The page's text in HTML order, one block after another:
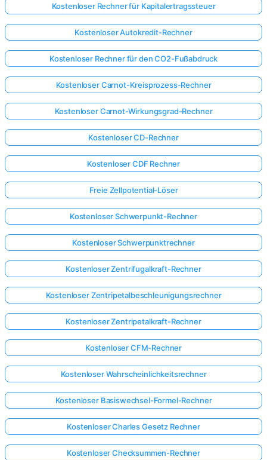
Kostenloser Rechner für Kapitalertragssteuer
Kostenloser Autokredit-Rechner
Kostenloser Rechner für den CO2-Fußabdruck
Kostenloser Carnot-Kreisprozess-Rechner
Kostenloser Carnot-Wirkungsgrad-Rechner
Kostenloser CD-Rechner
Kostenloser CDF Rechner
Freie Zellpotential-Löser
Kostenloser Schwerpunkt-Rechner
Kostenloser Schwerpunktrechner
Kostenloser Zentrifugalkraft-Rechner
Kostenloser Zentripetalbeschleunigungsrechner
Kostenloser Zentripetalkraft-Rechner
Kostenloser CFM-Rechner
Kostenloser Wahrscheinlichkeitsrechner
Kostenloser Basiswechsel-Formel-Rechner
Kostenloser Charles Gesetz Rechner
Kostenloser Checksummen-Rechner